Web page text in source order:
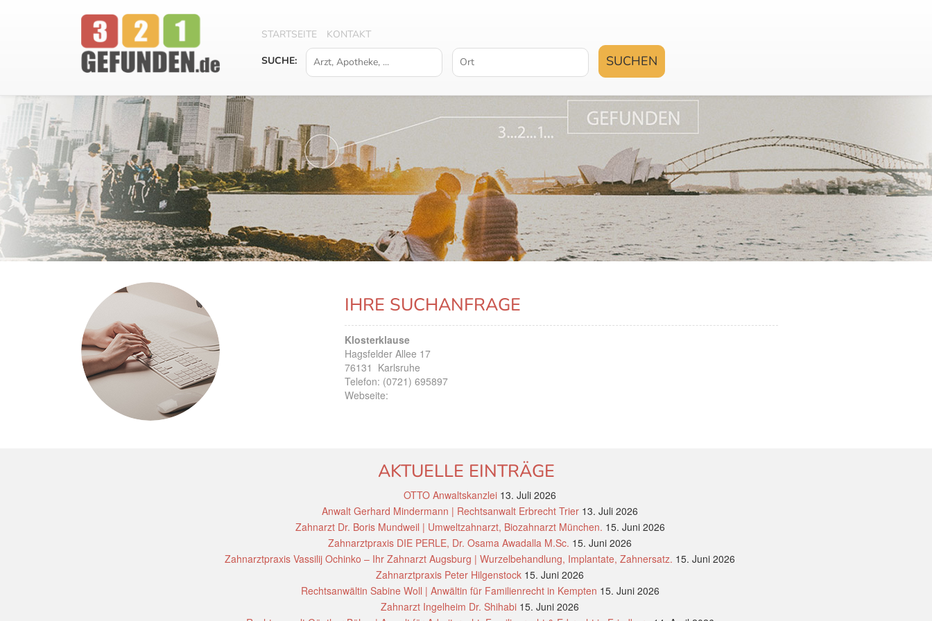
STARTSEITE
KONTAKT
SUCHE:
IHRE SUCHANFRAGE
Klosterklause
Hagsfelder Allee 17
76131 Karlsruhe
Telefon: (0721) 695897
Webseite:
AKTUELLE EINTRÄGE
OTTO Anwaltskanzlei 13. Juli 2026
Anwalt Gerhard Mindermann | Rechtsanwalt Erbrecht Trier 13. Juli 2026
Zahnarzt Dr. Boris Mundweil | Umweltzahnarzt, Biozahnarzt München. 15. Juni 2026
Zahnarztpraxis DIE PERLE, Dr. Osama Awadalla M.Sc. 15. Juni 2026
Zahnarztpraxis Vassilij Ochinko – Ihr Zahnarzt Augsburg | Wurzelbehandlung, Implantate, Zahnersatz. 15. Juni 2026
Zahnarztpraxis Peter Hilgenstock 15. Juni 2026
Rechtsanwältin Sabine Woll | Anwältin für Familienrecht in Kempten 15. Juni 2026
Zahnarzt Ingelheim Dr. Shihabi 15. Juni 2026